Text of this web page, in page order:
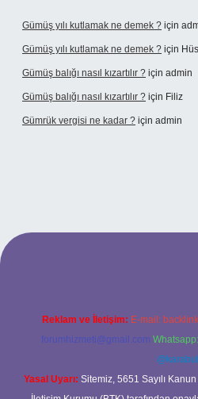
Gümüş yılı kutlamak ne demek ? için
Gümüş yılı kutlamak ne demek ? için
Gümüş balığı nasıl kızartılır ? için admin
Gümüş balığı nasıl kızartılır ? için Filiz
Gümrük vergisi ne kadar ? için admin
giriş adresi
Reklam ve İletişim: E-mail:
forumhizmeti@gmail.com
@karabul
Yasal Uyarı: Sitemiz, 5651 Sayılı